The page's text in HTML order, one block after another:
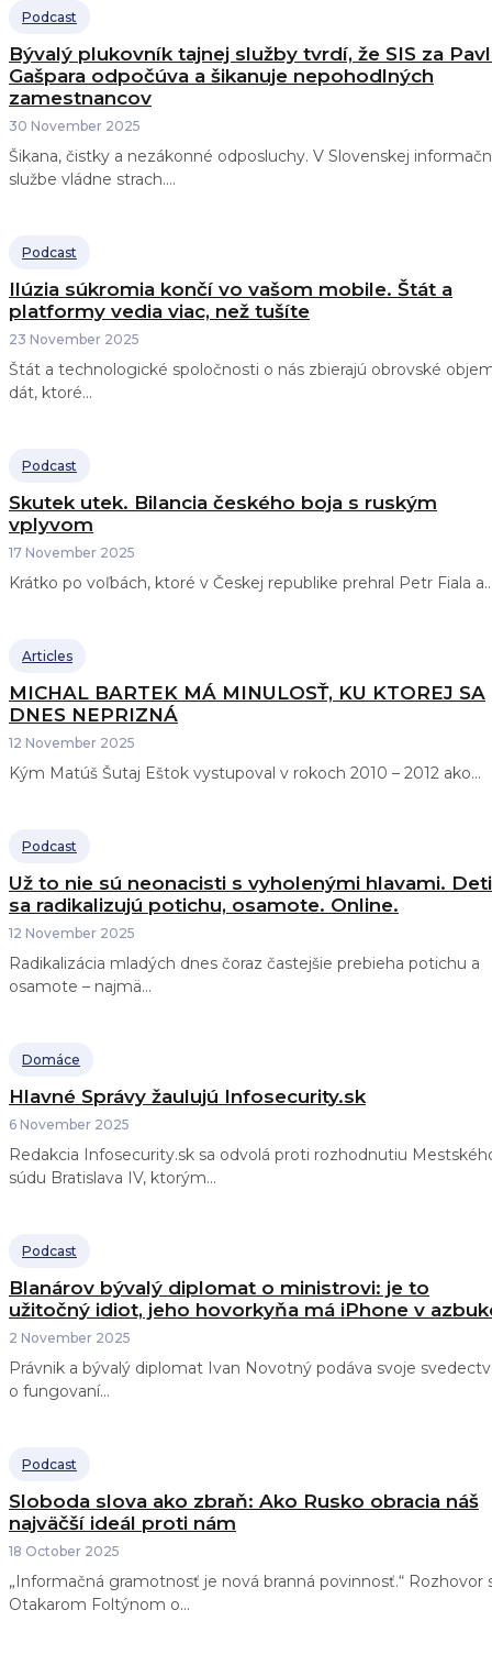
Podcast
Bývalý plukovník tajnej služby tvrdí, že SIS za
Gašpara odpočúva a šikanuje nepohodlných
zamestnancov
30 November 2025
Šikana, čistky a nezákonné odposluchy. V Slovenskej
službe vládne strach....
Podcast
Ilúzia súkromia končí vo vašom mobile. Štát a
platformy vedia viac, než tušíte
23 November 2025
Štát a technologické spoločnosti o nás zbierajú obrovské
dát, ktoré...
Podcast
Skutek utek. Bilancia českého boja s ruským
vplyvom
17 November 2025
Krátko po voľbách, ktoré v Českej republike prehral Petr Fiala
Articles
MICHAL BARTEK MÁ MINULOSŤ, KU KTOREJ SA
DNES NEPRIZNÁ
12 November 2025
Kým Matúš Šutaj Eštok vystupoval v rokoch 2010 – 2012 ako...
Podcast
Už to nie sú neonacisti s vyholenými hlavami. Deti
sa radikalizujú potichu, osamote. Online.
12 November 2025
Radikalizácia mladých dnes čoraz častejšie prebieha potichu a
osamote – najmä...
Domáce
Hlavné Správy žaulujú Infosecurity.sk
6 November 2025
Redakcia Infosecurity.sk sa odvolá proti rozhodnutiu
súdu Bratislava IV, ktorým...
Podcast
Blanárov bývalý diplomat o ministrovi: je to
užitočný idiot, jeho hovorkyňa má iPhone v
2 November 2025
Právnik a bývalý diplomat Ivan Novotný podáva svoje
o fungovaní...
Podcast
Sloboda slova ako zbraň: Ako Rusko obracia náš
najväčší ideál proti nám
18 October 2025
„Informačná gramotnosť je nová branná povinnosť.“ Rozhovor
Otakarom Foltýnom o...